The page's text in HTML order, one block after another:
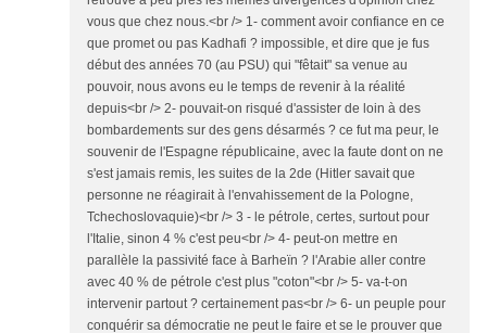
vous que chez nous.<br /> 1- comment avoir confiance en ce
que promet ou pas Kadhafi ? impossible, et dire que je fus
début des années 70 (au PSU) qui "fêtait" sa venue au
pouvoir, nous avons eu le temps de revenir à la réalité
depuis<br /> 2- pouvait-on risqué d'assister de loin à des
bombardements sur des gens désarmés ? ce fut ma peur, le
souvenir de l'Espagne républicaine, avec la faute dont on ne
s'est jamais remis, les suites de la 2de (Hitler savait que
personne ne réagirait à l'envahissement de la Pologne,
Tchechoslovaquie)<br /> 3 - le pétrole, certes, surtout pour
l'Italie, sinon 4 % c'est peu<br /> 4- peut-on mettre en
parallèle la passivité face à Barheïn ? l'Arabie aller contre
avec 40 % de pétrole c'est plus "coton"<br /> 5- va-t-on
intervenir partout ? certainement pas<br /> 6- un peuple pour
conquérir sa démocratie ne peut le faire et se le prouver que